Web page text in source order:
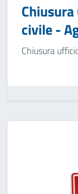
civile -
Chiusura